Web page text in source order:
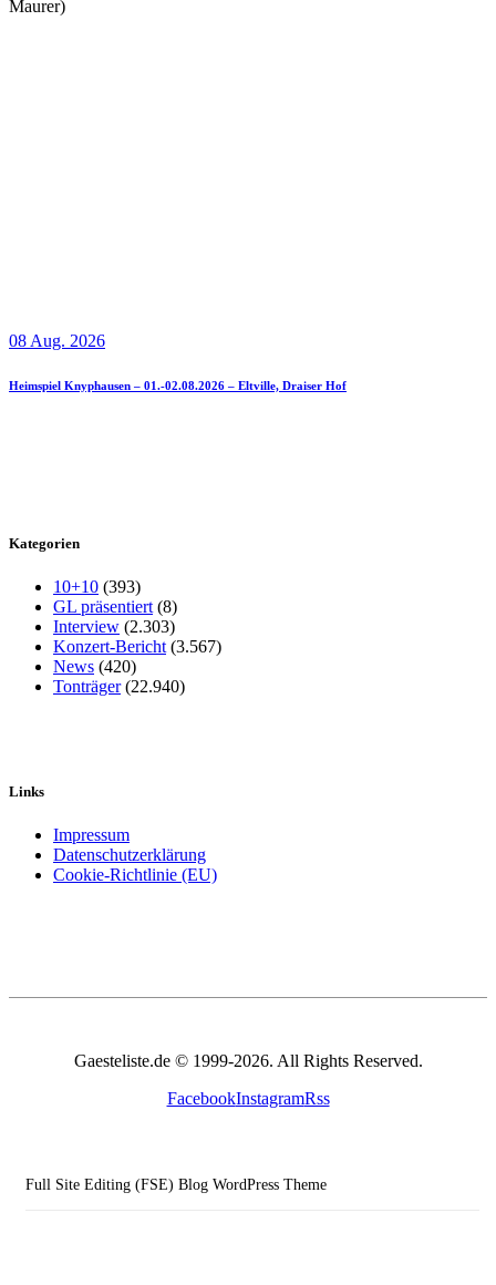
08 Aug. 2026
Heimspiel Knyphausen – 01.-02.08.2026 – Eltville, Draiser Hof
Kategorien
10+10 (393)
GL präsentiert (8)
Interview (2.303)
Konzert-Bericht (3.567)
News (420)
Tonträger(22.940)
Links
Impressum
Datenschutzerklärung
Cookie-Richtlinie (EU)
Gaesteliste.de © 1999-2026. All Rights Reserved.
FacebookInstagramRss
Full Site Editing (FSE) Blog WordPress Theme